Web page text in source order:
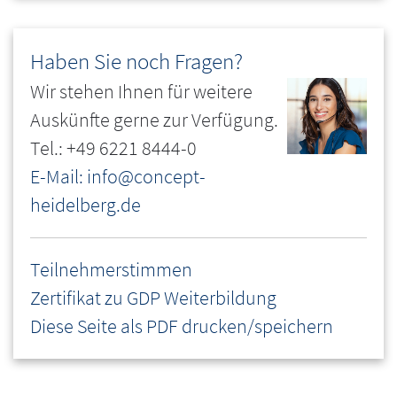
Haben Sie noch Fragen?
Wir stehen Ihnen für weitere
Auskünfte gerne zur Verfügung.
Tel.: +49 6221 8444-0
E-Mail: info@concept-
heidelberg.de
Teilnehmerstimmen
Zertifikat zu GDP Weiterbildung
Diese Seite als PDF drucken/speichern